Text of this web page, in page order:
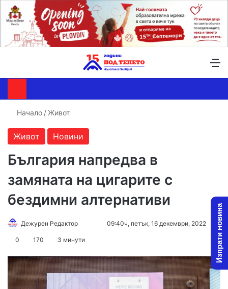
Начало / Живот
Живот Новини
България напредва в
замяната на цигарите с
бездимни алтернативи
Дежурен Редактор
Send09:40ч, петък, 16 декември, 2022
0 170 3 минути Изпрати новина